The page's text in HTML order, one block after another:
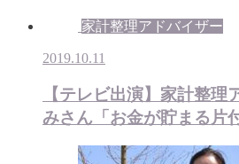
家計整理アドバイザー
2019.10.11
【テレビ出演】家計整理
みさん「お金が貯まる片